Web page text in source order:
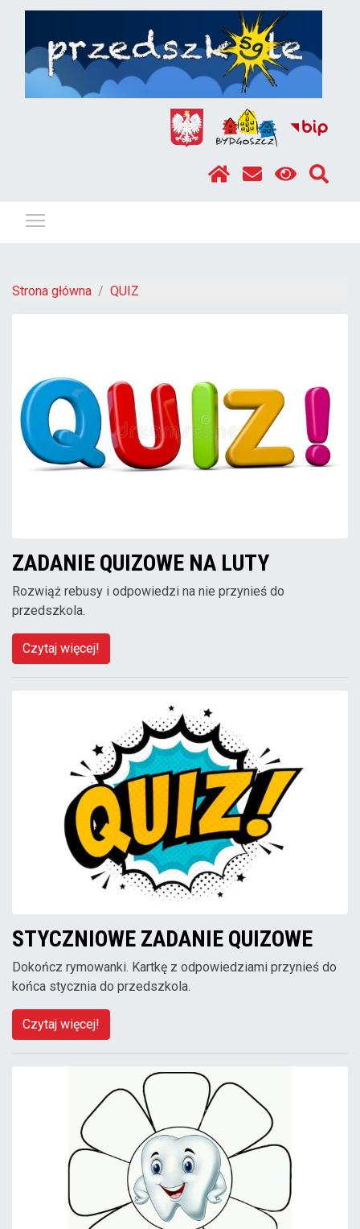
Strona główna QUIZ
ZADANIE QUIZOWE NA LUTY
Rozwiąż rebusy i odpowiedzi na nie przynieś do
przedszkola.
Czytaj więcej!
STYCZNIOWE ZADANIE QUIZOWE
Dokończ rymowanki. Kartkę z odpowiedziami przynieś do
końca stycznia do przedszkola.
Czytaj więcej!